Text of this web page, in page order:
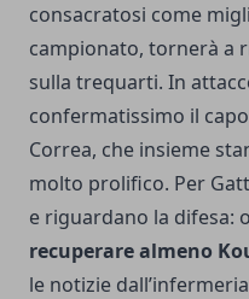
consacratosi come
campionato, tornerà a
sulla trequarti. In
confermatissimo il
Correa, che insieme
molto prolifico. Per
e riguardano la difesa:
recuperare almeno
le notizie